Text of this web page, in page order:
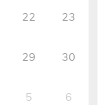
22 23
29 30
5 6